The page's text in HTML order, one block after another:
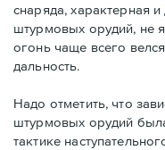
снаряда, характерная
штурмовых орудий, не
огонь чаще всего
дальность.
Надо отметить, что
штурмовых орудий
тактике